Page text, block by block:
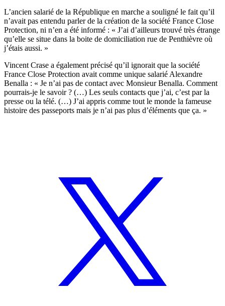
L’ancien salarié de la République en marche a souligné le fait qu’il
n’avait pas entendu parler de la création de la société France Close
Protection, ni n’en a été informé : « J’ai d’ailleurs trouvé très étrange
qu’elle se situe dans la boite de domiciliation rue de Penthièvre où
j’étais aussi. »
Vincent Crase a également précisé qu’il ignorait que la société
France Close Protection avait comme unique salarié Alexandre
Benalla : « Je n’ai pas de contact avec Monsieur Benalla. Comment
pourrais-je le savoir ? (…) Les seuls contacts que j’ai, c’est par la
presse ou la télé. (…) J’ai appris comme tout le monde la fameuse
histoire des passeports mais je n’ai pas plus d’éléments que ça. »